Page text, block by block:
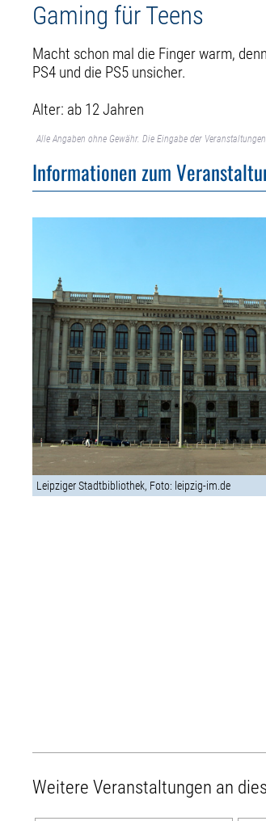
Gaming für Teens
Macht schon mal die Finger warm,
PS4 und die PS5 unsicher.
Alter: ab 12 Jahren
Alle Angaben ohne Gewähr. Die Eingabe der
Informationen zum
Leipziger Stadtbibliothek, Foto: leipzig-im.de
Weitere Veranstaltungen an